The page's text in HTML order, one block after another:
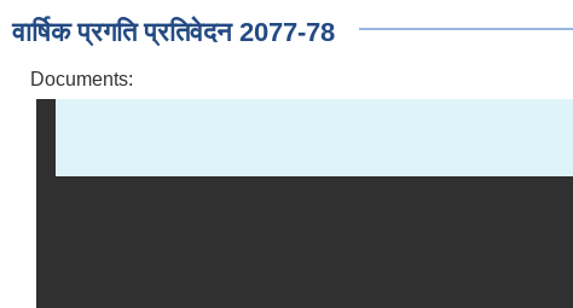
वार्षिक प्रगति प्रतिवेदन 2077-78
Documents: